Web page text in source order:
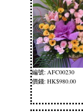
編號: AFC00230
價錢: HK$980.00